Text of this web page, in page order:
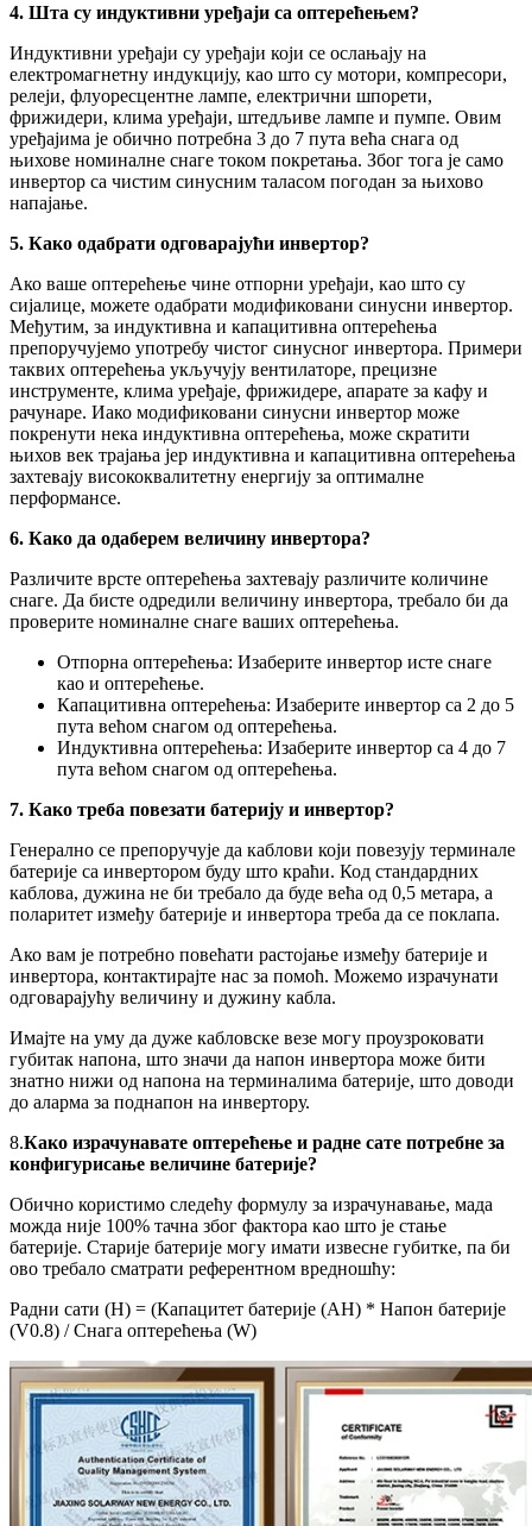
4. Шта су индуктивни уређаји са оптерећењем?
Индуктивни уређаји су уређаји који се ослањају на
електромагнетну индукцију, као што су мотори, компресори,
релеји, флуоресцентне лампе, електрични шпорети,
фрижидери, клима уређаји, штедљиве лампе и пумпе. Овим
уређајима је обично потребна 3 до 7 пута већа снага од
њихове номиналне снаге током покретања. Због тога је само
инвертор са чистим синусним таласом погодан за њихово
напајање.
5. Како одабрати одговарајући инвертор?
Ако ваше оптерећење чине отпорни уређаји, као што су
сијалице, можете одабрати модификовани синусни инвертор.
Међутим, за индуктивна и капацитивна оптерећења
препоручујемо употребу чистог синусног инвертора. Примери
таквих оптерећења укључују вентилаторе, прецизне
инструменте, клима уређаје, фрижидере, апарате за кафу и
рачунаре. Иако модификовани синусни инвертор може
покренути нека индуктивна оптерећења, може скратити
њихов век трајања јер индуктивна и капацитивна оптерећења
захтевају висококвалитетну енергију за оптималне
перформансе.
6. Како да одаберем величину инвертора?
Различите врсте оптерећења захтевају различите количине
снаге. Да бисте одредили величину инвертора, требало би да
проверите номиналне снаге ваших оптерећења.
Отпорна оптерећења: Изаберите инвертор исте снаге
као и оптерећење.
Капацитивна оптерећења: Изаберите инвертор са 2 до 5
пута већом снагом од оптерећења.
Индуктивна оптерећења: Изаберите инвертор са 4 до 7
пута већом снагом од оптерећења.
7. Како треба повезати батерију и инвертор?
Генерално се препоручује да каблови који повезују терминале
батерије са инвертором буду што краћи. Код стандардних
каблова, дужина не би требало да буде већа од 0,5 метара, а
поларитет између батерије и инвертора треба да се поклапа.
Ако вам је потребно повећати растојање између батерије и
инвертора, контактирајте нас за помоћ. Можемо израчунати
одговарајућу величину и дужину кабла.
Имајте на уму да дуже кабловске везе могу проузроковати
губитак напона, што значи да напон инвертора може бити
знатно нижи од напона на терминалима батерије, што доводи
до аларма за поднапон на инвертору.
8.Како израчунавате оптерећење и радне сате потребне за
конфигурисање величине батерије?
Обично користимо следећу формулу за израчунавање, мада
можда није 100% тачна због фактора као што је стање
батерије. Старије батерије могу имати извесне губитке, па би
ово требало сматрати референтном вредношћу:
Радни сати (H) = (Капацитет батерије (AH) * Напон батерије
(V0.8) / Снага оптерећења (W)